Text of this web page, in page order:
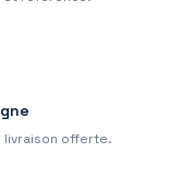
livraison offerte.